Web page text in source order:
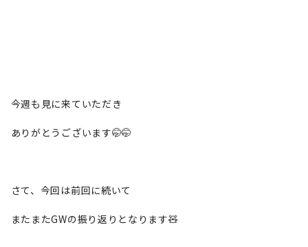
今週も見に来ていただき
ありがとうございます🤭🤭
さて、今回は前回に続いて
またまたGWの振り返りとなります🧸